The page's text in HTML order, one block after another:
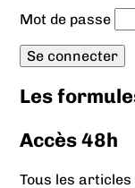
Mot de passe
Les
Accès 48h
Tous les